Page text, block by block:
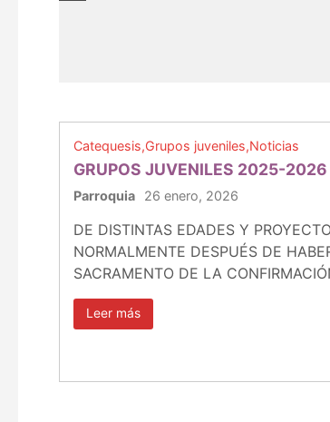
Catequesis Grupos juveniles Noticias
GRUPOS JUVENILES 2025-2026
Parroquia 26 enero, 2026
DE DISTINTAS EDADES Y
NORMALMENTE DESPUÉS DE
SACRAMENTO DE LA
Leer más